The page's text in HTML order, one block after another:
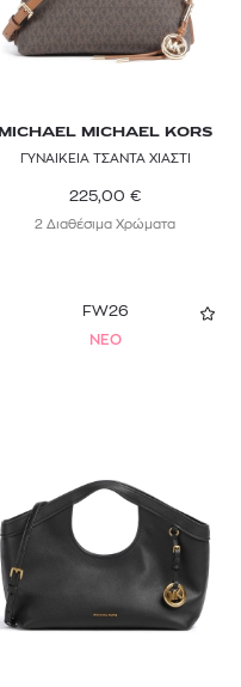
MICHAEL MICHAEL KORS
ΓΥΝΑΙΚΕΙΑ ΤΣΑΝΤΑ ΧΙΑΣΤΙ
225,00 €
2 Διαθέσιμα Χρώματα
FW26
NEO